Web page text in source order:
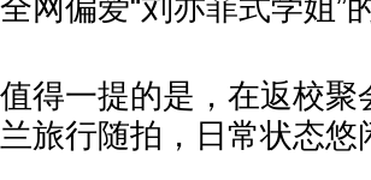
全网偏爱“刘亦菲式学姐”
值得一提的是，在返校
兰旅行随拍，日常状态悠